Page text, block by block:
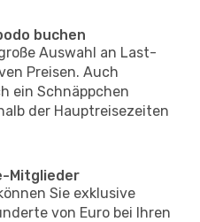
buchen
Auswahl an Last-
Preisen. Auch
ein Schnäppchen
der Hauptreisezeiten
Mitglieder
Sie exklusive
von Euro bei Ihren